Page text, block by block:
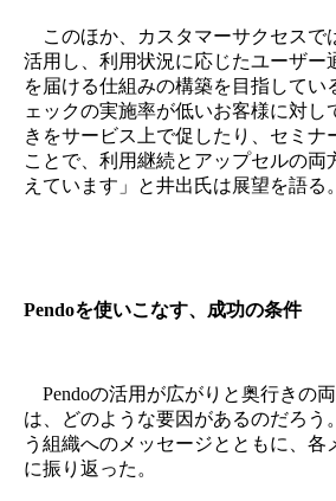
このほか、カスタマーサクセスで
活用し、利用状況に応じたユーザー
を届ける仕組みの構築を目指してい
ェックの実施率が低いお客様に対し
きをサービス上で促したり、セミナ
ことで、利用継続とアップセルの両
えています」と井出氏は展望を語る。
Pendoを使いこなす、成功の条件
Pendoの活用が広がりと奥行きの
は、どのような要因があるのだろう
う組織へのメッセージとともに、各
に振り返った。